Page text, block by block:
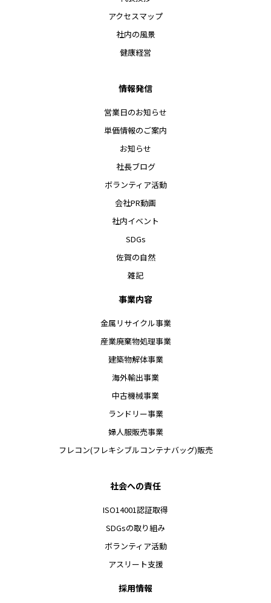
アクセスマップ
社内の風景
健康経営
情報発信
営業日のお知らせ
単価情報のご案内
お知らせ
社長ブログ
ボランティア活動
会社PR動画
社内イベント
SDGs
佐賀の自然
雑記
事業内容
金属リサイクル事業
産業廃棄物処理事業
建築物解体事業
海外輸出事業
中古機械事業
ランドリー事業
婦人服販売事業
フレコン(フレキシブルコンテナバッグ)販売
社会への責任
ISO14001認証取得
SDGsの取り組み
ボランティア活動
アスリート支援
採用情報